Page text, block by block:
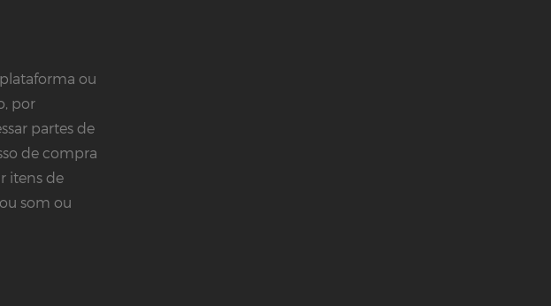
ou
por
partes de
de compra
itens de
som ou